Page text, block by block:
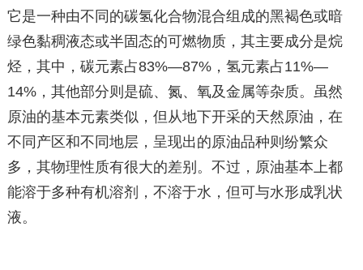
它是一种由不同的碳氢化合物混合组成的黑褐色或暗
绿色黏稠液态或半固态的可燃物质，其主要成分是烷
烃，其中，碳元素占83%—87%，氢元素占11%—
14%，其他部分则是硫、氮、氧及金属等杂质。虽然
原油的基本元素类似，但从地下开采的天然原油，在
不同产区和不同地层，呈现出的原油品种则纷繁众
多，其物理性质有很大的差别。不过，原油基本上都
能溶于多种有机溶剂，不溶于水，但可与水形成乳状
液。